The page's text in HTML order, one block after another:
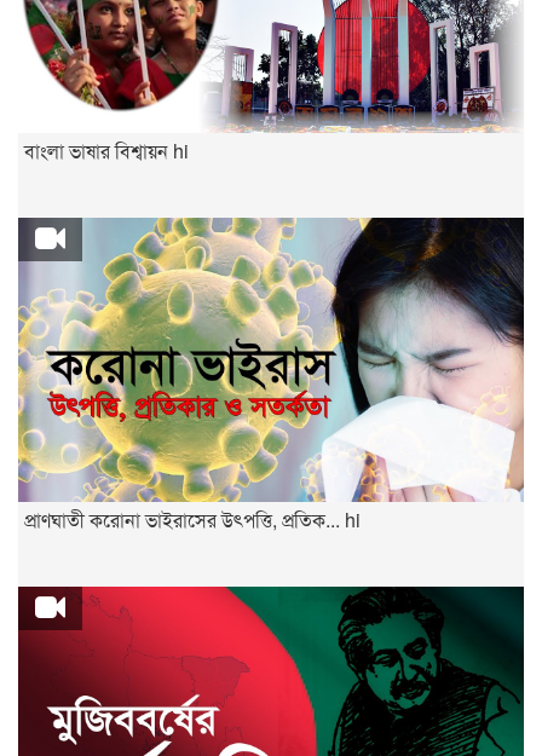
বাংলা ভাষার বিশ্বায়ন hi
প্রাণঘাতী করোনা ভাইরাসের উৎপত্তি, প্রতিক... hi